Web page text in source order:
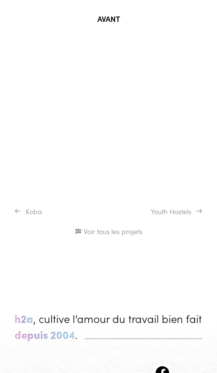
AVANT
DEPUIS 2020
Koba
Voir tous les projets
Youth Hostels
h2a, cultive l’amour du travail bien fait
depuis 2004.